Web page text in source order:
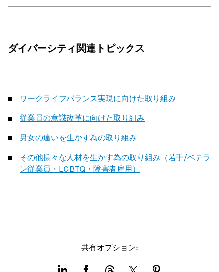
ダイバーシティ関連トピックス
ワークライフバランス実現に向けた取り組み
従業員の意識改革に向けた取り組み
男女の違いを生かす為の取り組み
その他様々な人材を生かす為の取り組み（若手/ベテラ
ン従業員・LGBTQ・障害者雇用）
共有オプション: